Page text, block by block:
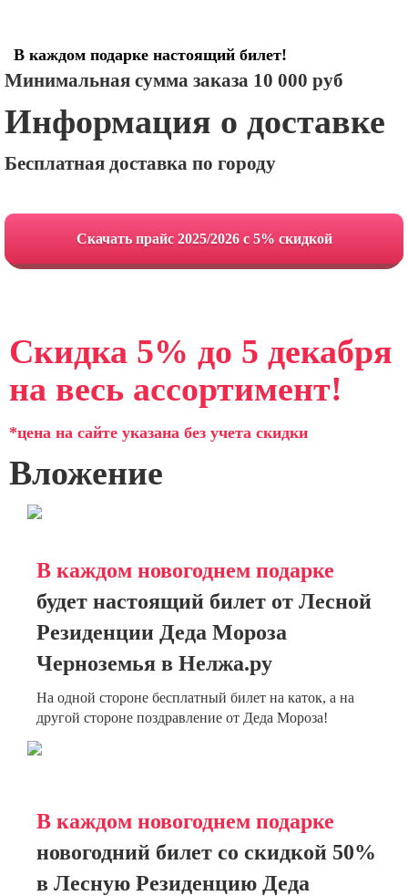
В каждом подарке настоящий билет!
Минимальная сумма заказа 10 000 руб
Информация о доставке
Бесплатная доставка по городу
Cкачать прайс 2025/2026 с 5% скидкой
Скидка 5% до 5 декабря
на весь ассортимент!
*цена на сайте указана без учета скидки
Вложение
В каждом новогоднем подарке
будет настоящий билет от Лесной
Резиденции Деда Мороза
Черноземья в Нелжа.ру
На одной стороне бесплатный билет на каток, а на
другой стороне поздравление от Деда Мороза!
В каждом новогоднем подарке
новогодний билет со скидкой 50%
в Лесную Резиденцию Деда